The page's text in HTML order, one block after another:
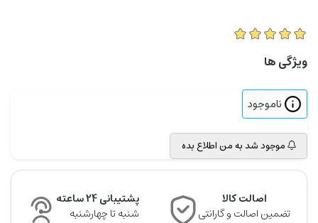
ویژگی ها
ناموجود
موجود شد به من اطلاع بده
اصالت کالا
تضمین اصالت و گارانتی
پشتیبانی 24 ساعته
شنبه تا چهارشنبه